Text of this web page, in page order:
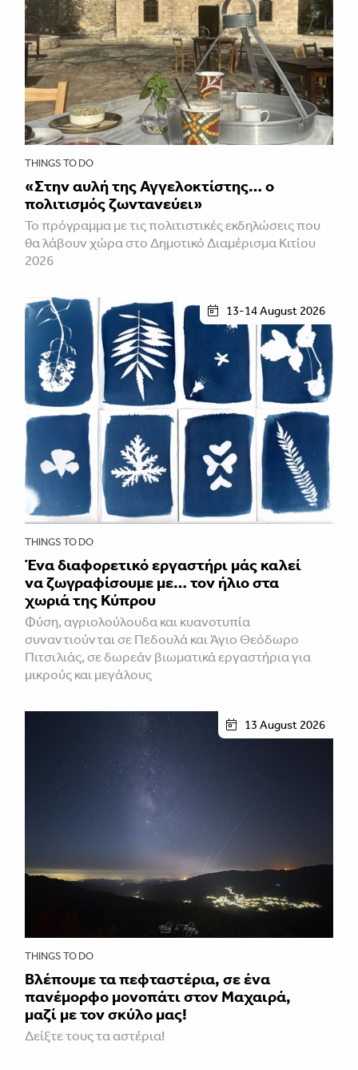
THINGS TO DO
«Στην αυλή της Αγγελοκτίστης… ο
πολιτισμός ζωντανεύει»
To πρόγραμμα με τις πολιτιστικές εκδηλώσεις που
θα λάβουν χώρα στο Δημοτικό Διαμέρισμα Κιτίου
2026
13-14 August 2026
THINGS TO DO
Ένα διαφορετικό εργαστήρι μάς καλεί
να ζωγραφίσουμε με… τον ήλιο στα
χωριά της Κύπρου
Φύση, αγριολούλουδα και κυανοτυπία
συναντιούνται σε Πεδουλά και Άγιο Θεόδωρο
Πιτσιλιάς, σε δωρεάν βιωματικά εργαστήρια για
μικρούς και μεγάλους
13 August 2026
THINGS TO DO
Βλέπουμε τα πεφταστέρια, σε ένα
πανέμορφο μονοπάτι στον Μαχαιρά,
μαζί με τον σκύλο μας!
Δείξτε τους τα αστέρια!